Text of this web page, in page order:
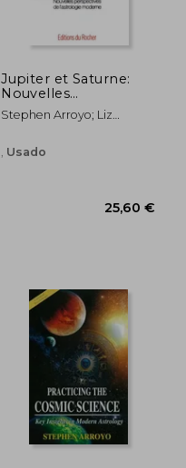
5%
dcto.
Jupiter et Saturne:
Nouvelles
Perspectives de
L'astrologie Moderne
Stephen Arroyo; Liz
Usado